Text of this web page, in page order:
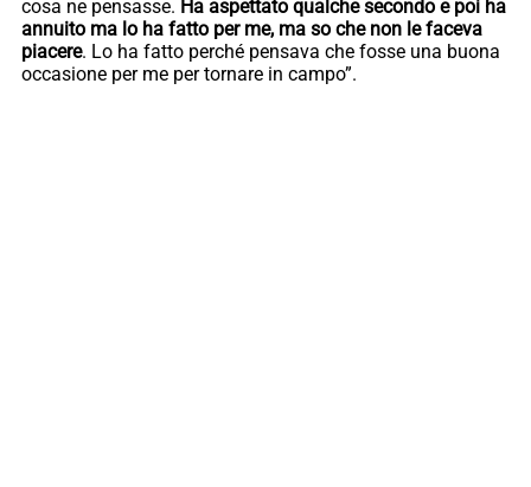
cosa ne pensasse. Ha aspettato qualche secondo e poi ha
annuito ma lo ha fatto per me, ma so che non le faceva
piacere. Lo ha fatto perché pensava che fosse una buona
occasione per me per tornare in campo”.